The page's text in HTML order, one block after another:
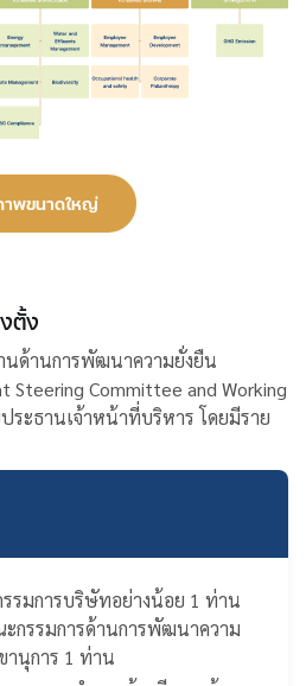
าพขนาดใหญ่
ตั้ง
นด้านการพัฒนาความยั่งยืน
Steering Committee and Working
ระธานเจ้าหน้าที่บริหาร โดยมีราย
รมการบริษัทอย่างน้อย 1 ท่าน
กรรมการด้านการพัฒนาความ
านุการ 1 ท่าน